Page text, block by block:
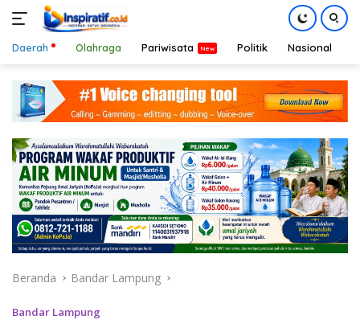
konten
Daerah Olahraga Pariwisata Politik Nasional
Beranda Bandar Lampung
Bandar Lampung